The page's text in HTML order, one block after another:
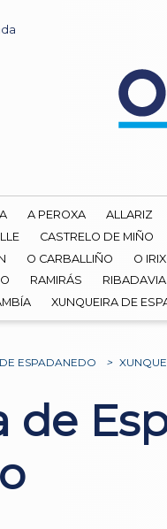
A PEROXA ALLARIZ
CASTRELO DE MIÑO
O CARBALLIÑO O
RAMIRÁS RIBADAVIA
XUNQUEIRA DE
ESPADANEDO >
de